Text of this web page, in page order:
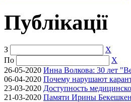
Публікації
З
X
По
X
26-05-2020 Инна Волкова: 30 лет
06-04-2020 Почему нарушают
23-03-2020 Доступность
21-03-2020 Памяти Ирины